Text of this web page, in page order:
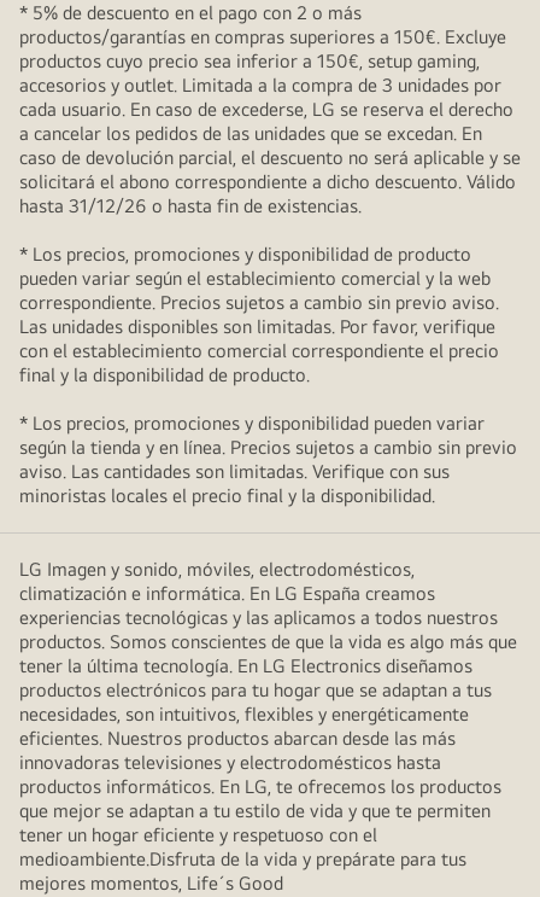
* 5% de descuento en el pago con 2 o más
productos/garantías en compras superiores a 150€. Excluye
productos cuyo precio sea inferior a 150€, setup gaming,
accesorios y outlet. Limitada a la compra de 3 unidades por
cada usuario. En caso de excederse, LG se reserva el derecho
a cancelar los pedidos de las unidades que se excedan. En
caso de devolución parcial, el descuento no será aplicable y se
solicitará el abono correspondiente a dicho descuento. Válido
hasta 31/12/26 o hasta fin de existencias.
* Los precios, promociones y disponibilidad de producto
pueden variar según el establecimiento comercial y la web
correspondiente. Precios sujetos a cambio sin previo aviso.
Las unidades disponibles son limitadas. Por favor, verifique
con el establecimiento comercial correspondiente el precio
final y la disponibilidad de producto.
* Los precios, promociones y disponibilidad pueden variar
según la tienda y en línea. Precios sujetos a cambio sin previo
aviso. Las cantidades son limitadas. Verifique con sus
minoristas locales el precio final y la disponibilidad.
LG Imagen y sonido, móviles, electrodomésticos,
climatización e informática. En LG España creamos
experiencias tecnológicas y las aplicamos a todos nuestros
productos. Somos conscientes de que la vida es algo más que
tener la última tecnología. En LG Electronics diseñamos
productos electrónicos para tu hogar que se adaptan a tus
necesidades, son intuitivos, flexibles y energéticamente
eficientes. Nuestros productos abarcan desde las más
innovadoras televisiones y electrodomésticos hasta
productos informáticos. En LG, te ofrecemos los productos
que mejor se adaptan a tu estilo de vida y que te permiten
tener un hogar eficiente y respetuoso con el
medioambiente.Disfruta de la vida y prepárate para tus
mejores momentos, Life´s Good